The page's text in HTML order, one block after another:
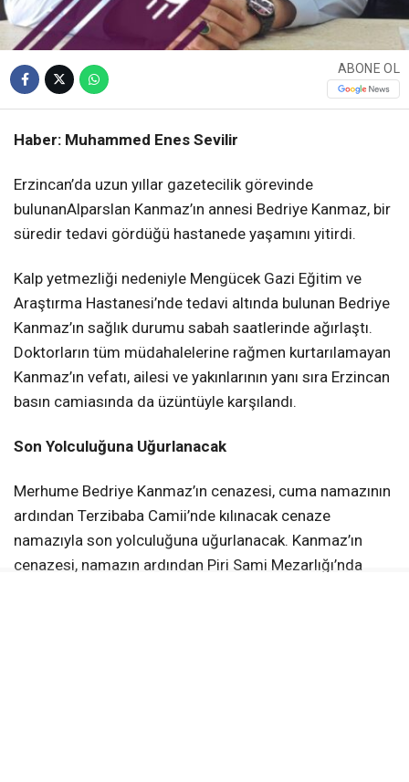
ABONE OL
Haber: Muhammed Enes Sevilir
Erzincan’da uzun yıllar gazetecilik görevinde
bulunanAlparslan Kanmaz’ın annesi Bedriye Kanmaz, bir
süredir tedavi gördüğü hastanede yaşamını yitirdi.
Kalp yetmezliği nedeniyle Mengücek Gazi Eğitim ve
Araştırma Hastanesi’nde tedavi altında bulunan Bedriye
Kanmaz’ın sağlık durumu sabah saatlerinde ağırlaştı.
Doktorların tüm müdahalelerine rağmen kurtarılamayan
Kanmaz’ın vefatı, ailesi ve yakınlarının yanı sıra Erzincan
basın camiasında da üzüntüyle karşılandı.
Son Yolculuğuna Uğurlanacak
Merhume Bedriye Kanmaz’ın cenazesi, cuma namazının
ardından Terzibaba Camii’nde kılınacak cenaze
namazıyla son yolculuğuna uğurlanacak. Kanmaz’ın
cenazesi, namazın ardından Piri Sami Mezarlığı’nda